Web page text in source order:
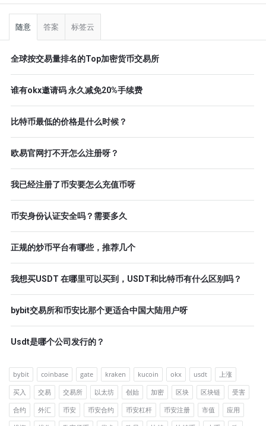
侧
随意 答案 标签云
全球按交易量排名的Top加密货币交易所
谁有okx邀请码 永久减免20%手续费
比特币最低的价格是什么时候？
欧易官网打不开怎么注册呀？
我已经注册了币安要怎么充值币呀
币安身份认证安全吗？需要多久
正规的炒币平台有哪些，推荐几个
我想买USDT 在哪里可以买到，USDT和比特币有什么区别吗？
bybit交易所和币安比那个更适合中国大陆用户呀
Usdt是哪个公司发行的？
bybit coinbase gate kraken kucoin okx usdt
上涨
买入
交易 交易所 以太坊 创始 加密 区块 区块链
受害
合约
外汇 币安 币安合约 币安杠杆 币安注册 市值
应用